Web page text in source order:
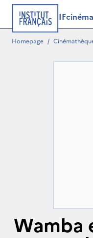
IFcinéma
Homepage /
Wamba